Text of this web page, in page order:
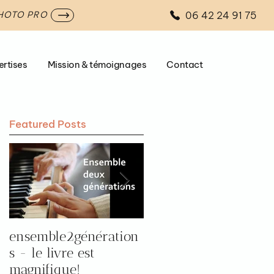
PRO 06 42 24 91 75
Mission & témoignages Contact
Featured Posts
ensemble2génération
s - le livre est
magnifique!